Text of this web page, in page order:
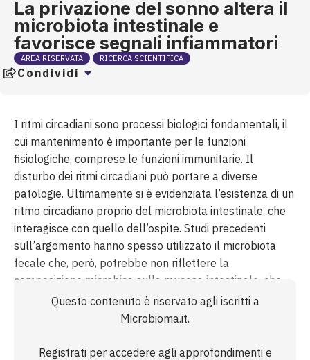
La privazione del sonno altera il
microbiota intestinale e
favorisce segnali infiammatori
AREA RISERVATA RICERCA SCIENTIFICA
Condividi
I ritmi circadiani sono processi biologici fondamentali, il
cui mantenimento è importante per le funzioni
fisiologiche, comprese le funzioni immunitarie. Il
disturbo dei ritmi circadiani può portare a diverse
patologie. Ultimamente si è evidenziata l’esistenza di un
ritmo circadiano proprio del microbiota intestinale, che
interagisce con quello dell’ospite. Studi precedenti
sull’argomento hanno spesso utilizzato il microbiota
fecale che, però, potrebbe non riflettere la
composizione microbica sulla mucosa intestinale, che
potrebbe essere più importante per l’interazione con i
sistemi dell’ospite. Pertanto, ricercatori statunitensi
Questo contenuto è riservato agli iscritti a
Microbioma.it.
Registrati per accedere agli approfondimenti e